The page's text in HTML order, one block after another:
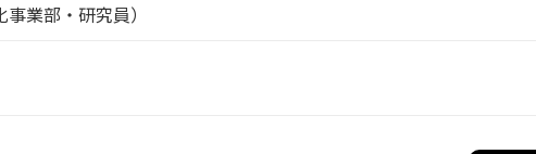
業部・研究員）